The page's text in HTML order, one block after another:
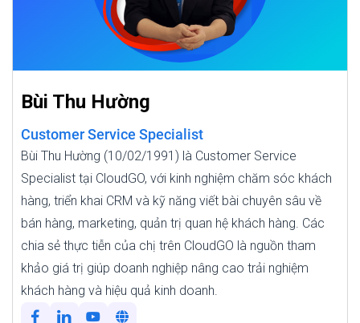
Bùi Thu Hường
Customer Service Specialist
Bùi Thu Hường (10/02/1991) là Customer Service
Specialist tại CloudGO, với kinh nghiệm chăm sóc khách
hàng, triển khai CRM và kỹ năng viết bài chuyên sâu về
bán hàng, marketing, quản trị quan hệ khách hàng. Các
chia sẻ thực tiễn của chị trên CloudGO là nguồn tham
khảo giá trị giúp doanh nghiệp nâng cao trải nghiệm
khách hàng và hiệu quả kinh doanh.